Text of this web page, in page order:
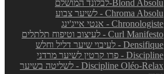
Blond Absolu-לבלונד המושלם
Chroma Absolu - לשיער צבוע
Chronologiste - אנטי אייג'ינג
Curl Manifesto - לעיצוב וטיפוח תלתלים
Densifique - לעיבוי שיער דליל וחלש
Discipline - פרו קרטין לשיער מרדני
Discipline Oléo-Relax - לשליטה בשיער